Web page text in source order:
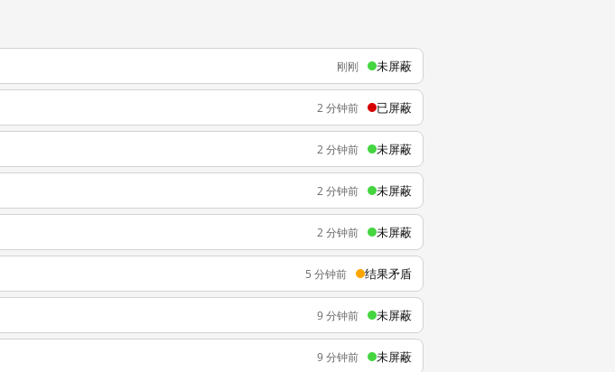
刚刚 未屏蔽
2 分钟前 已屏蔽
2 分钟前 未屏蔽
2 分钟前 未屏蔽
2 分钟前 未屏蔽
5 分钟前 结果矛盾
9 分钟前 未屏蔽
9 分钟前 未屏蔽